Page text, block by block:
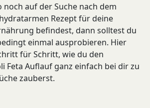
noch auf der Suche nach dem
Rezept für deine
befindest, dann solltest du
einmal ausprobieren. Hier
für Schritt, wie du den
Feta Auflauf ganz einfach bei dir zu
zauberst.